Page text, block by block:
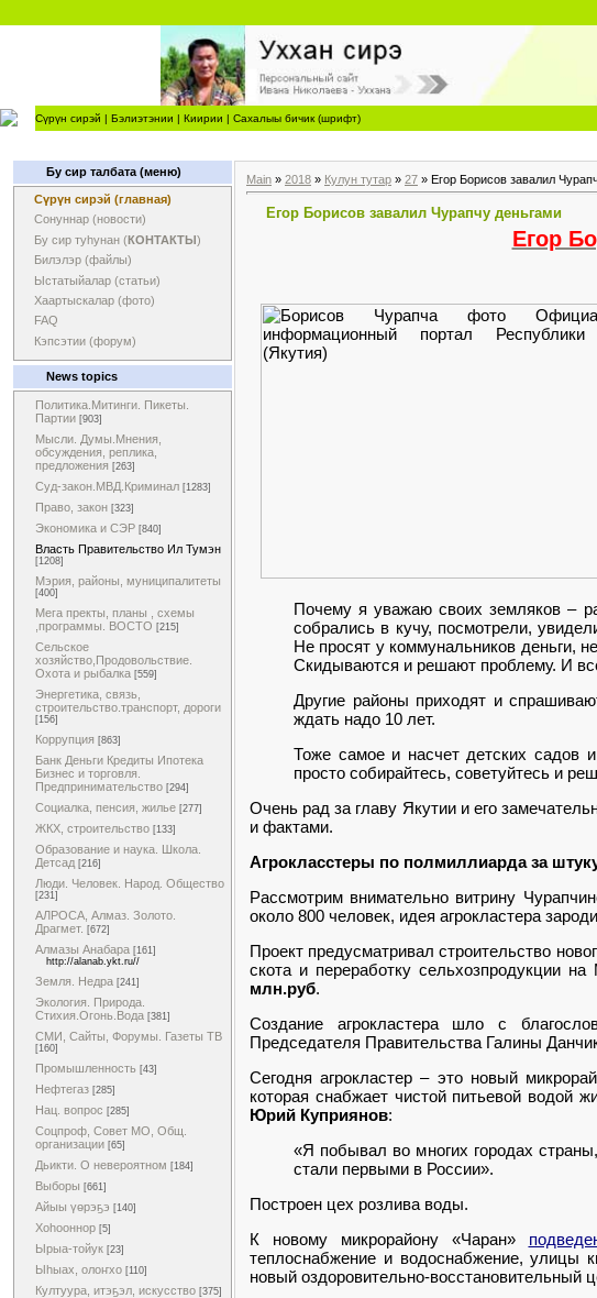
Сүрүн сирэй | Бэлиэтэнии | Киирии | Сахалыы бичик (шрифт)
Бу сир талбата (меню)
Сүрүн сирэй (главная)
Сонуннар (новости)
Бу сир туһунан (КОНТАКТЫ)
Билэлэр (файлы)
Ыстатыйалар (статьи)
Хаартыскалар (фото)
FAQ
Кэпсэтии (форум)
News topics
Политика.Митинги. Пикеты.
Партии [903]
Мысли. Думы.Мнения,
обсуждения, реплика,
предложения [263]
Суд-закон.МВД.Криминал [1283]
Право, закон [323]
Экономика и СЭР [840]
Власть Правительство Ил Тумэн
[1208]
Мэрия, районы, муниципалитеты
[400]
Мега пректы, планы , схемы
,программы. ВОСТО [215]
Сельское
хозяйство,Продовольствие.
Охота и рыбалка [559]
Энергетика, связь,
строительство.транспорт, дороги
[156]
Коррупция [863]
Банк Деньги Кредиты Ипотека
Бизнес и торговля.
Предпринимательство [294]
Социалка, пенсия, жилье [277]
ЖКХ, строительство [133]
Образование и наука. Школа.
Детсад [216]
Люди. Человек. Народ. Общество
[231]
АЛРОСА, Алмаз. Золото.
Драгмет. [672]
Алмазы Анабара [161]
http://alanab.ykt.ru//
Земля. Недра [241]
Экология. Природа.
Стихия.Огонь.Вода [381]
СМИ, Сайты, Форумы. Газеты ТВ
[160]
Промышленность [43]
Нефтегаз [285]
Нац. вопрос [285]
Соцпроф, Совет МО, Общ.
организации [65]
Дьикти. О невероятном [184]
Выборы [661]
Айыы үөрэҕэ [140]
Хоһооннор [5]
Ырыа-тойук [23]
Ыһыах, олоҥхо [110]
Култуура, итэҕэл, искусство [375]
Main » 2018 » Кулун тутар » 27 » Егор Борисов завалил
Егор Борисов завалил Чурапчу деньгами
Егор
Почему я уважаю своих земляков –
собрались в кучу, посмотрели,
Не просят у коммунальников деньги,
Скидываются и решают проблему. И
Другие районы приходят и
ждать надо 10 лет.
Тоже самое и насчет детских садов
просто собирайтесь, советуйтесь и
Очень рад за главу Якутии и его
и фактами.
Агрокласстеры по полмиллиарда за
Рассмотрим внимательно витрину
около 800 человек, идея агрокластера
Проект предусматривал строительство
скота и переработку сельхозпродукции
млн.руб.
Создание агрокластера шло с
Председателя Правительства Галины
Сегодня агрокластер – это новый
которая снабжает чистой питьевой водой
Юрий Куприянов:
«Я побывал во многих городах
стали первыми в России».
Построен цех розлива воды.
К новому микрорайону «Чаран»
теплоснабжение и водоснабжение, улицы
новый оздоровительно-восстановительный